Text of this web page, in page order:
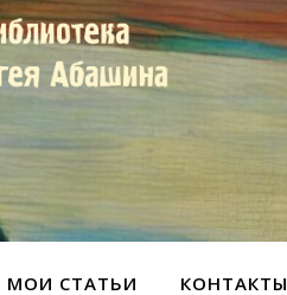
МОИ СТАТЬИ КОНТАКТЫ